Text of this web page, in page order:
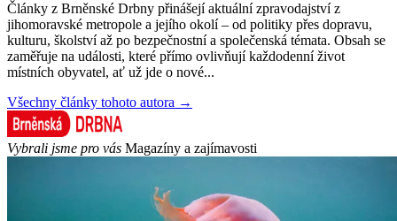
Články z Brněnské Drbny přinášejí aktuální zpravodajství z
jihomoravské metropole a jejího okolí – od politiky přes dopravu,
kulturu, školství až po bezpečnostní a společenská témata. Obsah se
zaměřuje na události, které přímo ovlivňují každodenní život
místních obyvatel, ať už jde o nové...
Všechny články tohoto autora →
Vybrali jsme pro vás Magazíny a zajímavosti